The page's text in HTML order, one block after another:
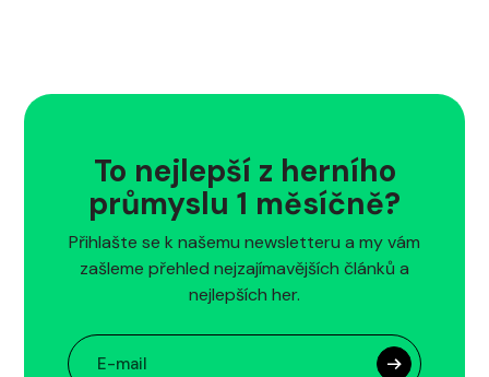
To nejlepší z herního
průmyslu 1 měsíčně?
Přihlašte se k našemu newsletteru a my vám
zašleme přehled nejzajímavějších článků a
nejlepších her.